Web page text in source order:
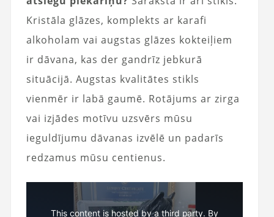
Kristāla glāzes, komplekts ar karafi
alkoholam vai augstas glāzes kokteiļiem
ir dāvana, kas der gandrīz jebkurā
situācijā. Augstas kvalitātes stikls
vienmēr ir labā gaumē. Rotājums ar zirga
vai izjādes motīvu uzsvērs mūsu
ieguldījumu dāvanas izvēlē un padarīs
redzamus mūsu centienus.
This content is hosted by a third party. By